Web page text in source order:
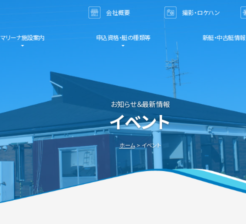
会社概要 撮影・ロケハン
マリーナ施設案内
申込資格・艇の種類等 新艇・中古艇情報
お知らせ＆最新情報
イベント
ホーム イベント